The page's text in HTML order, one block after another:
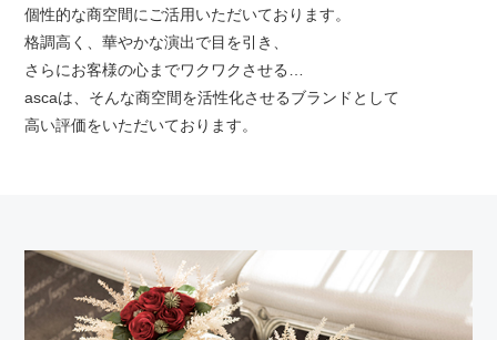
個性的な商空間にご活用いただいております。
格調高く、華やかな演出で目を引き、
さらにお客様の心までワクワクさせる…
ascaは、そんな商空間を活性化させるブランドとして
高い評価をいただいております。